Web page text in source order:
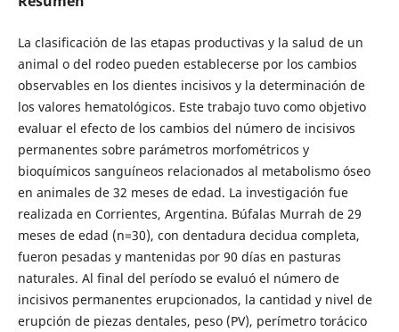
La clasificación de las etapas productivas y la salud de un
animal o del rodeo pueden establecerse por los cambios
observables en los dientes incisivos y la determinación de
los valores hematológicos. Este trabajo tuvo como objetivo
evaluar el efecto de los cambios del número de incisivos
permanentes sobre parámetros morfométricos y
bioquímicos sanguíneos relacionados al metabolismo óseo
en animales de 32 meses de edad. La investigación fue
realizada en Corrientes, Argentina. Búfalas Murrah de 29
meses de edad (n=30), con dentadura decidua completa,
fueron pesadas y mantenidas por 90 días en pasturas
naturales. Al final del período se evaluó el número de
incisivos permanentes erupcionados, la cantidad y nivel de
erupción de piezas dentales, peso (PV), perímetro torácico